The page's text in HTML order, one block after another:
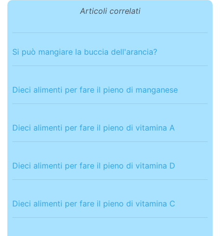
Articoli correlati
Si può mangiare la buccia dell'arancia?
Dieci alimenti per fare il pieno di manganese
Dieci alimenti per fare il pieno di vitamina A
Dieci alimenti per fare il pieno di vitamina D
Dieci alimenti per fare il pieno di vitamina C